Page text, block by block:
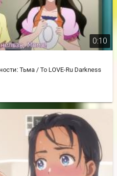
0:10
Тьма / To LOVE-Ru Darkness